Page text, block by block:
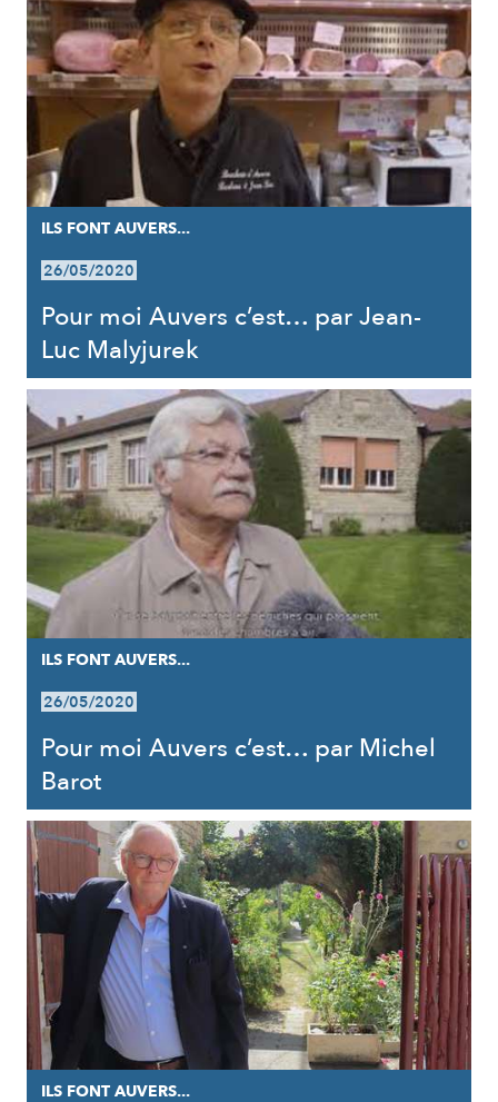
ILS FONT AUVERS...
26/05/2020
Pour moi Auvers c’est… par Jean-
Luc Malyjurek
ILS FONT AUVERS...
26/05/2020
Pour moi Auvers c’est… par Michel
Barot
ILS FONT AUVERS...